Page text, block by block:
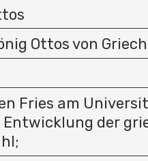
Ottos von
Fries am
Entwicklung der